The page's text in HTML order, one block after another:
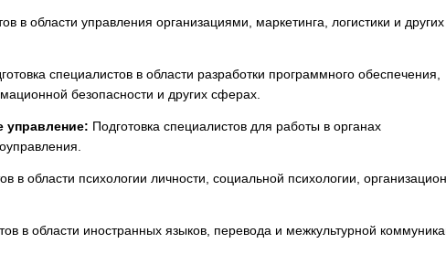
в области управления организациями, маркетинга, логистики и других
специалистов в области разработки программного обеспечения,
безопасности и других сферах.
управление: Подготовка специалистов для работы в органах
в области психологии личности, социальной психологии,
в области иностранных языков, перевода и межкультурной